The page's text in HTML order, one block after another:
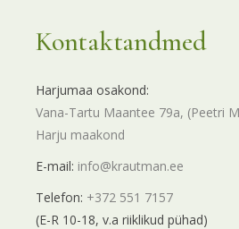
Kontaktandmed
Harjumaa osakond:
Vana-Tartu Maantee 79a, (Peetri
Harju maakond
E-mail: info@krautman.ee
Telefon: +372 551 7157
(E-R 10-18, v.a riiklikud pühad)